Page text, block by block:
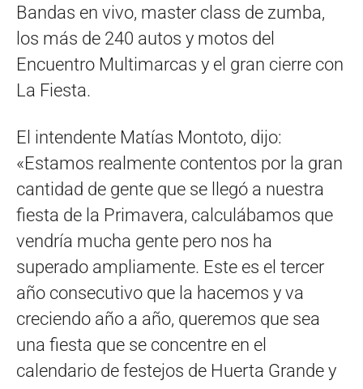
Bandas en vivo, master class de zumba,
los más de 240 autos y motos del
Encuentro Multimarcas y el gran cierre con
La Fiesta.
El intendente Matías Montoto, dijo:
«Estamos realmente contentos por la gran
cantidad de gente que se llegó a nuestra
fiesta de la Primavera, calculábamos que
vendría mucha gente pero nos ha
superado ampliamente. Este es el tercer
año consecutivo que la hacemos y va
creciendo año a año, queremos que sea
una fiesta que se concentre en el
calendario de festejos de Huerta Grande y